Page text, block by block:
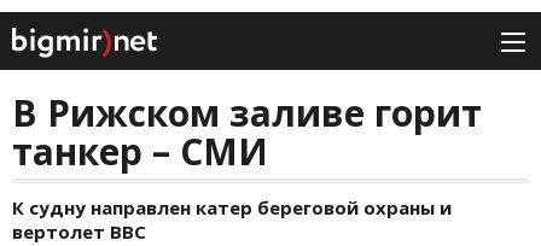
В Рижском заливе горит
танкер – СМИ
К судну направлен катер береговой охраны и
вертолет ВВС